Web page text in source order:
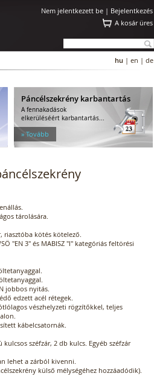
Nem jelentkezett be | Bejelentkezés
A kosár üres
hu | en | de
Páncélszekrény karbantartás
A fennakadások
elkerüléséért karbantartás...
» Tovább
tárolására.
riasztóba kötés kötelező.
"EN 3" és MABISZ "I" kategóriás feltörési
jobbos nyitás.
edzett acél rétegek.
vészhelyzeti rögzítőkkel, teljes
kábelcsatornák.
széfzár, 2 db kulcs. Egyéb széfzár
lehet a zárból kivenni.
külső mélységéhez hozzáadódik).